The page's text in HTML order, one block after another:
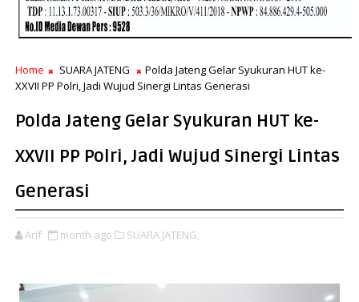
Home SUARA JATENG
Polda Jateng Gelar Syukuran HUT ke-
XXVII PP Polri, Jadi Wujud Sinergi Lintas Generasi
Polda Jateng Gelar Syukuran HUT ke-
XXVII PP Polri, Jadi Wujud Sinergi Lintas
Generasi
Arif month ago SUARA JATENG,